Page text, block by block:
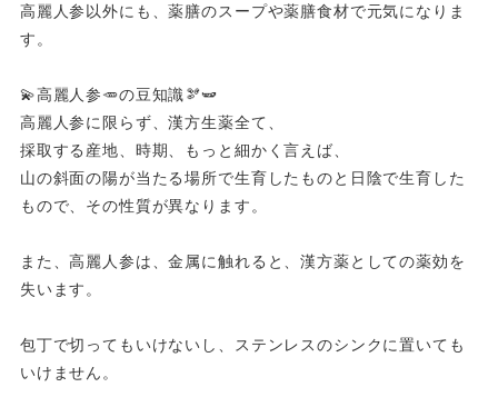
高麗人参以外にも、薬膳のスープや薬膳食材で元気になりま
す。
💫高麗人参🥕の豆知識🫘🫛
高麗人参に限らず、漢方生薬全て、
採取する産地、時期、もっと細かく言えば、
山の斜面の陽が当たる場所で生育したものと日陰で生育した
もので、その性質が異なります。
また、高麗人参は、金属に触れると、漢方薬としての薬効を
失います。
包丁で切ってもいけないし、ステンレスのシンクに置いても
いけません。